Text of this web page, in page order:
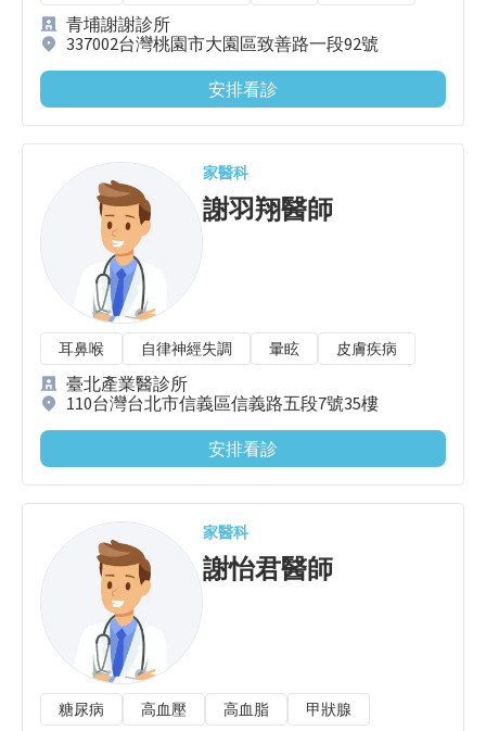
青埔謝謝診所
337002台灣桃園市大園區致善路一段92號
安排看診
家醫科
謝羽翔醫師
耳鼻喉 自律神經失調 暈眩 皮膚疾病
臺北產業醫診所
110台灣台北市信義區信義路五段7號35樓
安排看診
家醫科
謝怡君醫師
糖尿病 高血壓 高血脂 甲狀腺